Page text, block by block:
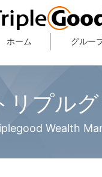
ホーム グルー
リプル
Wealth